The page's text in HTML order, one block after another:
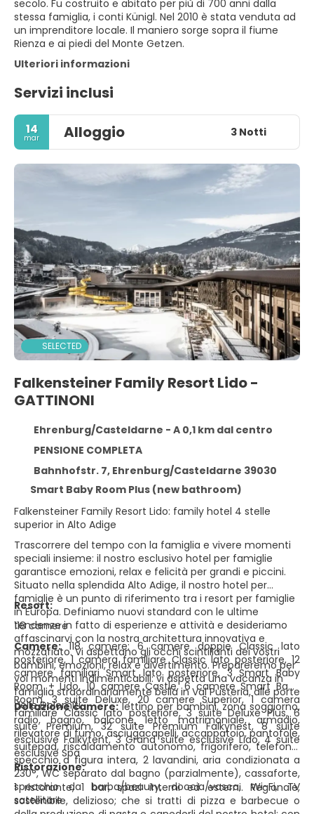
secolo. Fu costruito e abitato per più di 700 anni dalla
stessa famiglia, i conti Künigl. Nel 2010 è stata venduta ad
un imprenditore locale. Il maniero sorge sopra il fiume
Rienza e ai piedi del Monte Getzen.
Ulteriori informazioni
Servizi inclusi
14
mar Alloggio 3 Notti
SELECTED
Falkensteiner Family Resort Lido -
GATTINONI
Ehrenburg/Casteldarne - A 0,1 km dal centro
PENSIONE COMPLETA
Bahnhofstr. 7, Ehrenburg/Casteldarne 39030
Smart Baby Room Plus (new bathroom)
Falkensteiner Family Resort Lido: family hotel 4 stelle
superior in Alto Adige
Trascorrere del tempo con la famiglia e vivere momenti
speciali insieme: il nostro esclusivo hotel per famiglie
garantisce emozioni, relax e felicità per grandi e piccini.
Situato nella splendida Alto Adige, il nostro hotel per
famiglie è un punto di riferimento tra i resort per famiglie
in Europa. Definiamo nuovi standard con le ultime
tendenze in fatto di esperienze e attività e desideriamo
affascinarvi con la nostra architettura innovativa e
mozzafiato. Vi aspettano gli occhi scintillanti dei vostri
bambini, emozioni, relax e divertimento. Prepareremo per
voi momenti indimenticabili: vi aspetta una vacanza in
famiglia straordinariamente bella in Val Pusteria, alle porte
delle Dolomiti.
Resort:
118 camere
Camere:118 camere: 6 camere doppie Classic lato
posteriore, 1 camera familiare Classic lato posteriore, 12
camere familiari Smart lato posteriore, 3 Smart Baby
Room + Lido, 10 camere Castle, 6 camere Smart Baby
Room, 3 suite Deluxe, 20 camere Superior, 1 camera
familiare Classic lato posteriore, 3 suite Deluxe Plus, 6
suite Premium, 32 suite Premium Falkynest, 8 suite
esclusive Falkytent, 3 Grand suite esclusive Lido, 4 suite
esclusive Spa
Dotazione camere:lettino per bambini, zona soggiorno,
radio, bagno, balcone, letto matrimoniale, armadio,
rilevatore di fumo, asciugacapelli, accappatoio, pantofole,
suitepad, riscaldamento autonomo, frigorifero, telefono,
specchio a figura intera, 2 lavandini, aria condizionata a
230°, WC separato dal bagno (parzialmente), cassaforte,
specchio da barba/beauty, doccia/vasca, Wi-Fi, TV
satellitare
Ristorazione:
1 ristorante, 1 bar, spazi interni ed esterni. Regionale,
sostenibile, delizioso; che si tratti di pizza e barbecue o